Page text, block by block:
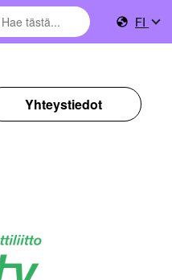
FI
Yhteystiedot